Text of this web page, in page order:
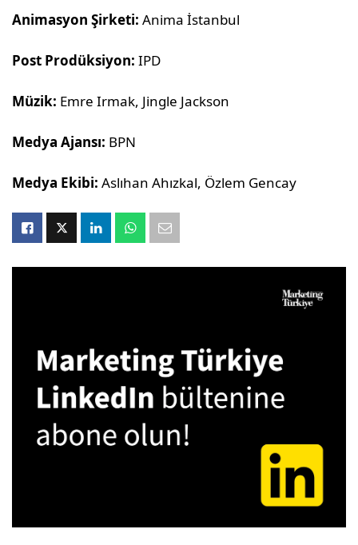
Animasyon Şirketi: Anima İstanbul
Post Prodüksiyon: IPD
Müzik: Emre Irmak, Jingle Jackson
Medya Ajansı: BPN
Medya Ekibi: Aslıhan Ahızkal, Özlem Gencay